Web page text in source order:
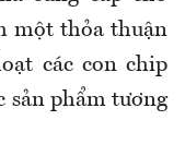
một thỏa thuận
các con chip
sản phẩm tương